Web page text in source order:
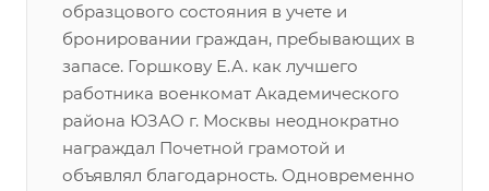
образцового состояния в учете и
бронировании граждан, пребывающих в
запасе. Горшкову Е.А. как лучшего
работника военкомат Академического
района ЮЗАО г. Москвы неоднократно
награждал Почетной грамотой и
объявлял благодарность. Одновременно